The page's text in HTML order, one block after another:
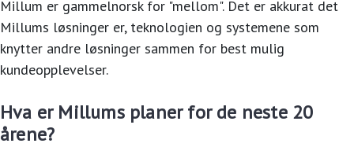
Millum er gammelnorsk for "mellom". Det er akkurat det
Millums løsninger er, teknologien og systemene som
knytter andre løsninger sammen for best mulig
kundeopplevelser.
Hva er Millums planer for de neste 20
årene?